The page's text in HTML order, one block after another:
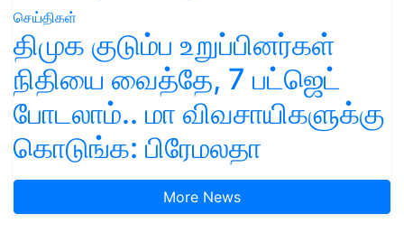
செய்திகள்
திமுக குடும்ப உறுப்பினர்கள்
நிதியை வைத்தே, 7 பட்ஜெட்
போடலாம்.. மா விவசாயிகளுக்கு
கொடுங்க: பிரேமலதா
More News